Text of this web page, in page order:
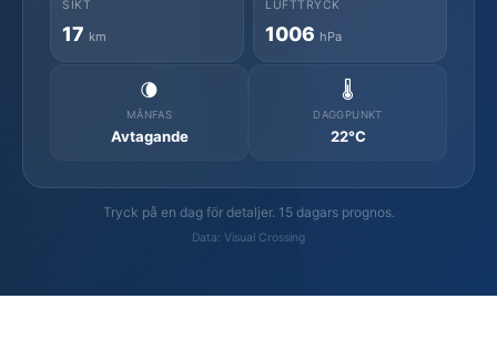
SIKT
17 km
LUFTTRYCK
1006 hPa
🌘
MÅNFAS
Avtagande
🌡️
DAGGPUNKT
22°C
Tryck på en dag för detaljer. 15 dagars prognos.
Data: Visual Crossing